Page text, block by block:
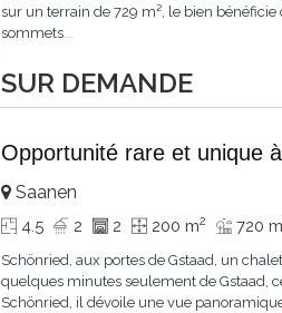
SUR DEMANDE
sur un terrain de 729 m², le bien
sommets...
Opportunité rare et unique
Saanen
4.5 2 2 200 m2 720
Schönried, aux portes de Gstaad, un
quelques minutes seulement de Gstaad,
Schönried, il dévoile une vue